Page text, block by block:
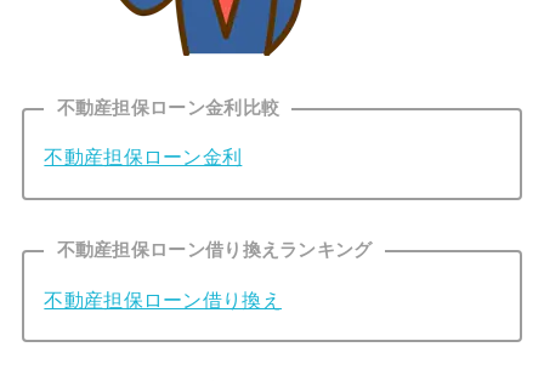
不動産担保ローン金利比較
不動産担保ローン金利
不動産担保ローン借り換えランキング
不動産担保ローン借り換え